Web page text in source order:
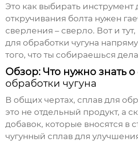
Это как выбирать инструмент
откручивания болта нужен
сверления – сверло. Вот и
для обработки чугуна
того, что ты собираешься
Обзор: Что нужно знать о
обработки чугуна
В общих чертах, сплав для
это не отдельный продукт, а
добавок, которые вносятся в
чугунный сплав для